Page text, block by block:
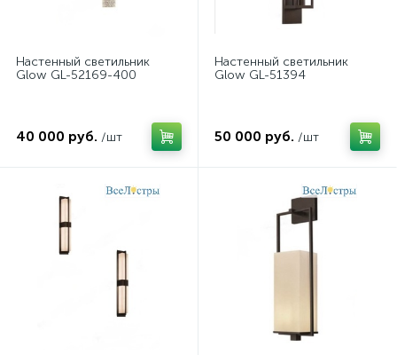
Настенный светильник
Glow GL-52169-400
40 000 руб. /шт
Настенный светильник
Glow GL-51394
50 000 руб. /шт